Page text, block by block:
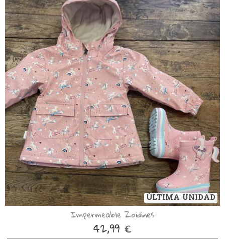
ÚLTIMA UNIDAD
Impermeable Zoidines
42,99 €